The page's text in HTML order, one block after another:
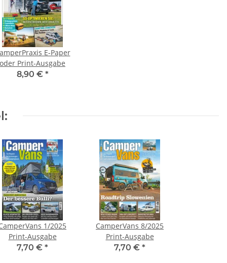
E-Paper
oder Print-Ausgabe
8,90 € *
1/2025
Print-Ausgabe
7,70 € *
CamperVans 8/2025
Print-Ausgabe
7,70 € *